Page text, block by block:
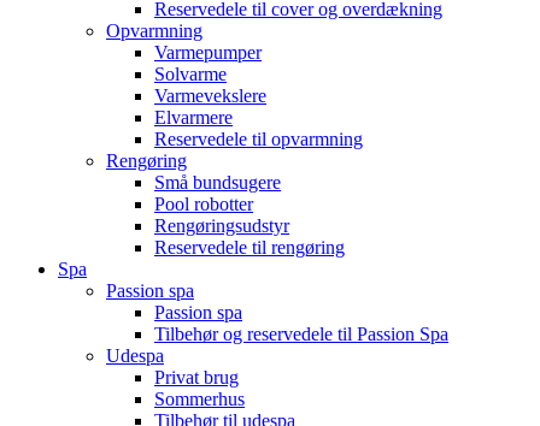
Reservedele til cover og overdækning
Opvarmning
Varmepumper
Solvarme
Varmevekslere
Elvarmere
Reservedele til opvarmning
Rengøring
Små bundsugere
Pool robotter
Rengøringsudstyr
Reservedele til rengøring
Spa
Passion spa
Passion spa
Tilbehør og reservedele til Passion Spa
Udespa
Privat brug
Sommerhus
Tilbehør til udespa